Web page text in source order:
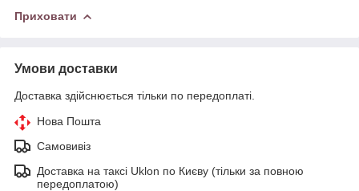
Приховати
Умови доставки
Доставка здійснюється тільки по передоплаті.
Нова Пошта
Самовивіз
Доставка на таксі Uklon по Києву (тільки за повною
передоплатою)